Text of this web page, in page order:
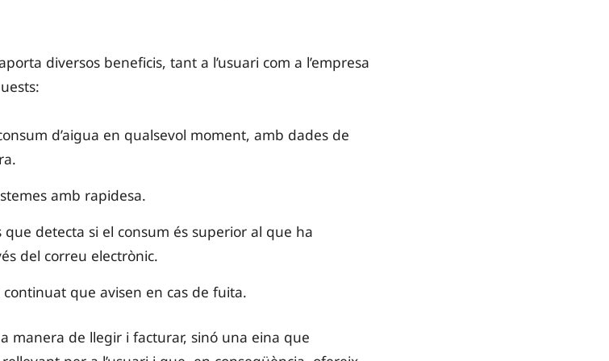
diversos beneficis, tant a l’usuari com a l’empresa
d’aigua en qualsevol moment, amb dades de
amb rapidesa.
que detecta si el consum és superior al que ha
del correu electrònic.
que avisen en cas de fuita.
manera de llegir i facturar, sinó una eina que